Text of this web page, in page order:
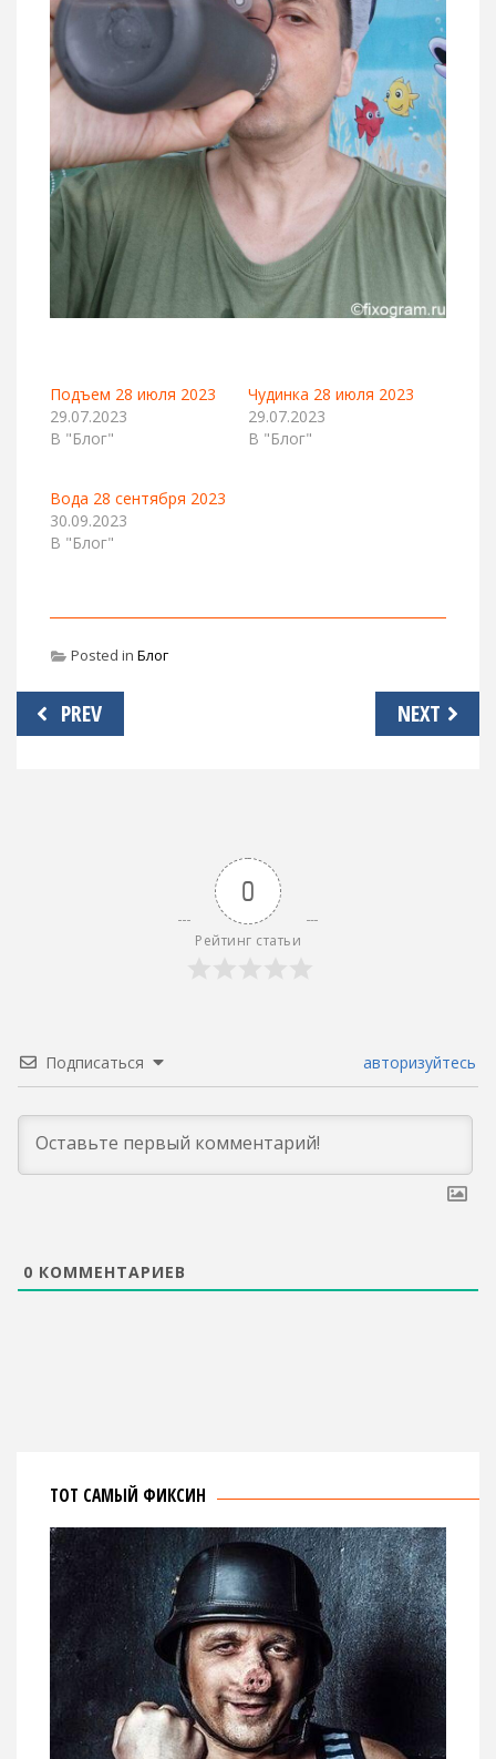
Подъем 28 июля 2023
29.07.2023
В "Блог"
Чудинка 28 июля 2023
29.07.2023
В "Блог"
Вода 28 сентября 2023
30.09.2023
В "Блог"
Posted in Блог
Навигация
по
PREV NEXT
0
Рейтинг статьи
Подписаться авторизуйтесь
0 КОММЕНТАРИЕВ
ТОТ САМЫЙ ФИКСИН